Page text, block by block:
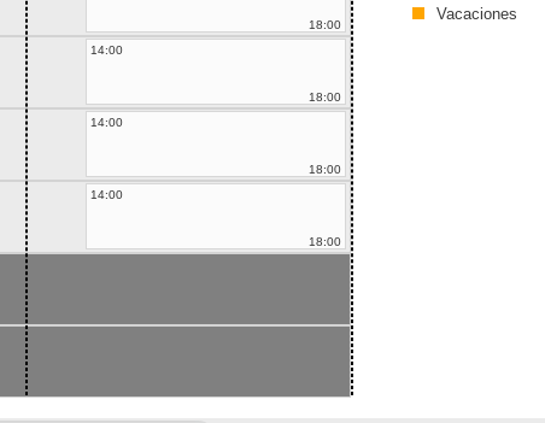
18:00
14:00
18:00
14:00
18:00
14:00
18:00
Vacaciones